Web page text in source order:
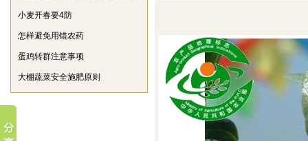
小麦开春要4防
怎样避免用错农药
蛋鸡转群注意事项
大棚蔬菜安全施肥原则